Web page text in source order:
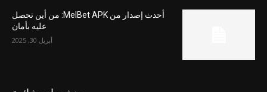
أحدث إصدار من MelBet APK: من أين تحصل
عليه بأمان
أبريل 30, 2025